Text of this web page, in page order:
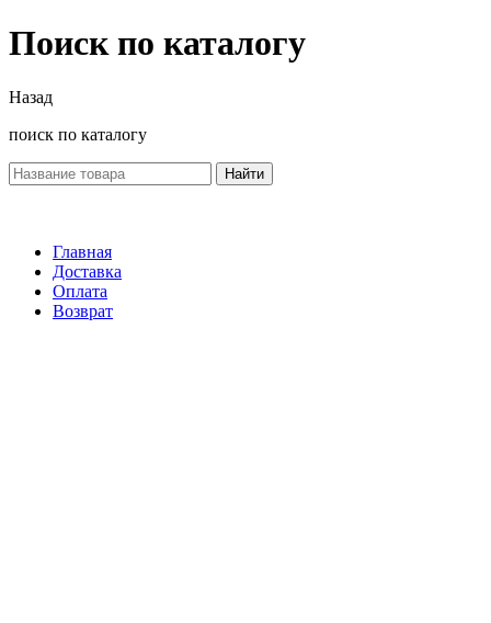
Поиск по каталогу
Назад
поиск по каталогу
Найти
Главная
Доставка
Оплата
Возврат